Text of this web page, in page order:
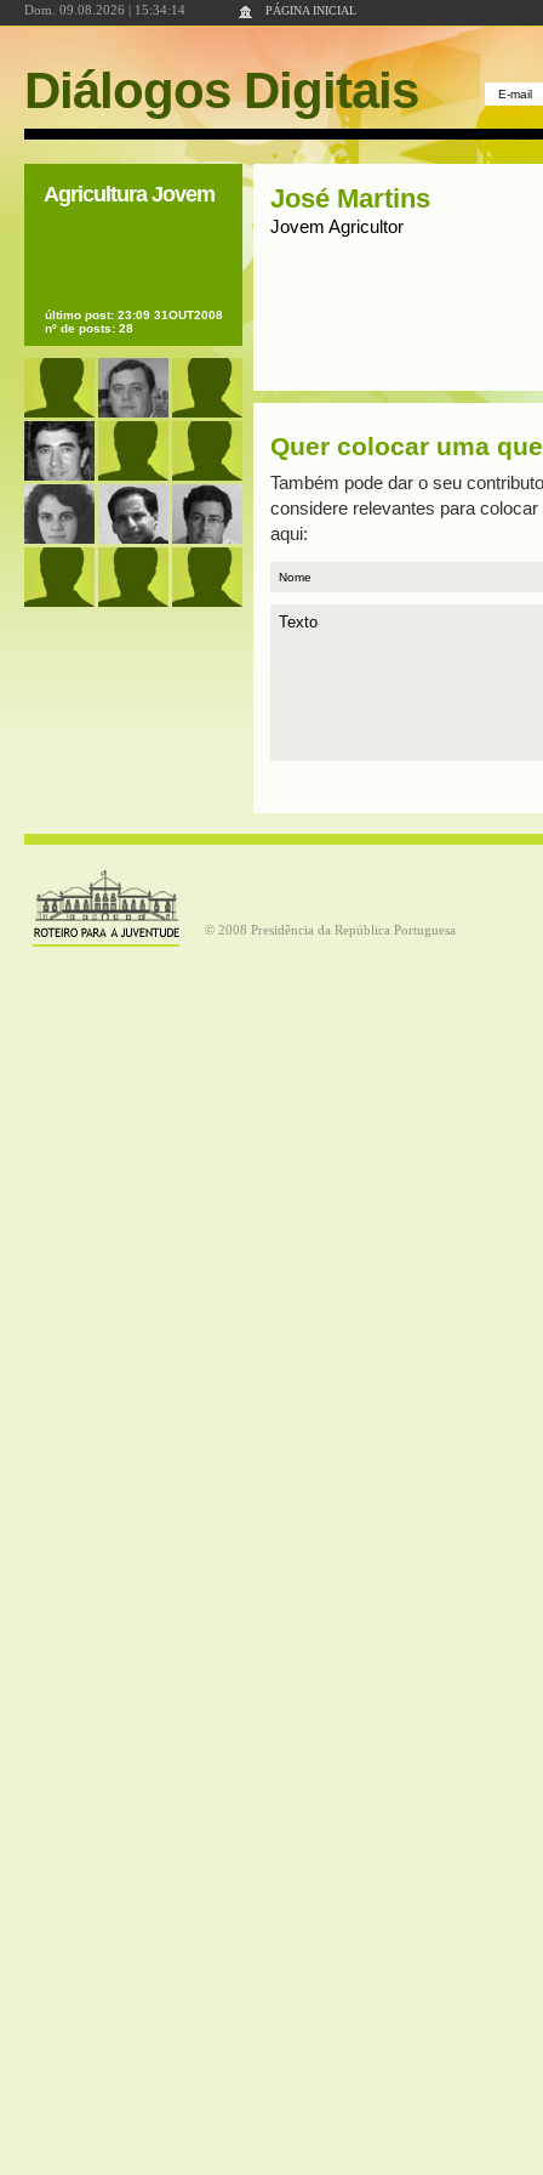
Dom. 09.08.2026 | 15:34:14 PÁGINA INICIAL
Diálogos Digitais
Agricultura Jovem
último post: 23:09 31OUT2008
nº de posts: 28
José Martins
Jovem Agricultor
Quer colocar uma
Também pode dar o seu
considere relevantes para
aqui:
© 2008 Presidência da República Portuguesa